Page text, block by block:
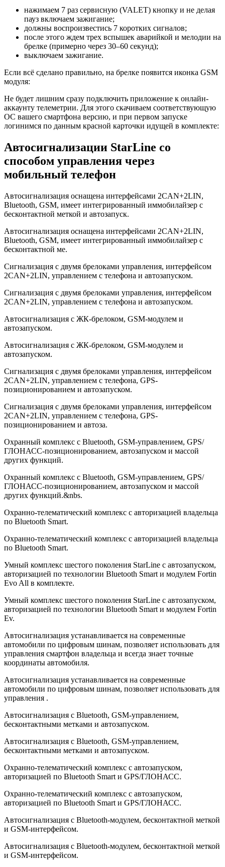
нажимаем 7 раз сервисную (VALET) кнопку и не делая
пауз включаем зажигание;
должны воспроизвестись 7 коротких сигналов;
после этого ждем трех вспышек аварийкой и мелодии на
брелке (примерно через 30–60 секунд);
выключаем зажигание.
Если всё сделано правильно, на брелке появится иконка GSM
модуля:
Не будет лишним сразу подключить приложение к онлайн-
аккаунту телеметрии. Для этого скачиваем соответствующую
ОС вашего смартфона версию, и при первом запуске
логинимся по данным красной карточки идущей в комплекте:
Автосигнализации StarLine со
способом управления через
мобильный телефон
Автосигнализация оснащена интерфейсами 2CAN+2LIN,
Bluetooth, GSM, имеет интегрированный иммобилайзер с
бесконтактной меткой и автозапуск.
Автосигнализация оснащена интерфейсами 2CAN+2LIN,
Bluetooth, GSM, имеет интегрированный иммобилайзер с
бесконтактной ме.
Сигнализация с двумя брелоками управления, интерфейсом
2CAN+2LIN, управлением с телефона и автозапуском.
Сигнализация с двумя брелоками управления, интерфейсом
2CAN+2LIN, управлением с телефона и автозапуском.
Автосигнализация с ЖК-брелоком, GSM-модулем и
автозапуском.
Автосигнализация с ЖК-брелоком, GSM-модулем и
автозапуском.
Сигнализация с двумя брелоками управления, интерфейсом
2CAN+2LIN, управлением с телефона, GPS-
позиционированием и автозапуском.
Сигнализация с двумя брелоками управления, интерфейсом
2CAN+2LIN, управлением с телефона, GPS-
позиционированием и автоза.
Охранный комплекс с Bluetooth, GSM-управлением, GPS/
ГЛОНАСС-позиционированием, автозапуском и массой
других функций.
Охранный комплекс с Bluetooth, GSM-управлением, GPS/
ГЛОНАСС-позиционированием, автозапуском и массой
других функций.&nbs.
Охранно-телематический комплекс с авторизацией владельца
по Bluetooth Smart.
Охранно-телематический комплекс с авторизацией владельца
по Bluetooth Smart.
Умный комплекс шестого поколения StarLine с автозапуском,
авторизацией по технологии Bluetooth Smart и модулем Fortin
Evo All в комплекте.
Умный комплекс шестого поколения StarLine с автозапуском,
авторизацией по технологии Bluetooth Smart и модулем Fortin
Ev.
Автосигнализация устанавливается на современные
автомобили по цифровым шинам, позволяет использовать для
управления смартфон владельца и всегда знает точные
координаты автомобиля.
Автосигнализация устанавливается на современные
автомобили по цифровым шинам, позволяет использовать для
управления .
Автосигнализация с Bluetooth, GSM-управлением,
бесконтактными метками и автозапуском.
Автосигнализация с Bluetooth, GSM-управлением,
бесконтактными метками и автозапуском.
Охранно-телематический комплекс с автозапуском,
авторизацией по Bluetooth Smart и GPS/ГЛОНАСС.
Охранно-телематический комплекс с автозапуском,
авторизацией по Bluetooth Smart и GPS/ГЛОНАСС.
Автосигнализация с Bluetooth-модулем, бесконтактной меткой
и GSM-интерфейсом.
Автосигнализация с Bluetooth-модулем, бесконтактной меткой
и GSM-интерфейсом.